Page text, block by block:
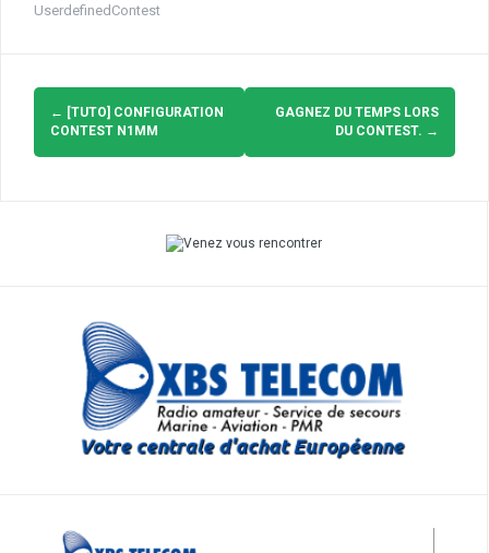
UserdefinedContest
Navigation
d'article
← [TUTO] CONFIGURATION
CONTEST N1MM
GAGNEZ DU TEMPS LORS
DU CONTEST. →